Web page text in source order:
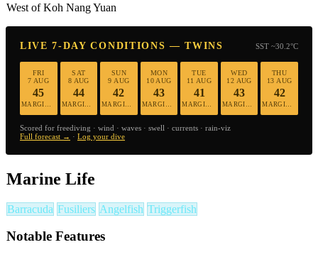
West of Koh Nang Yuan
LIVE 7-DAY CONDITIONS — TWINS SST ~30.2°C
FRI
7 AUG
45
SAT
8 AUG
44
SUN
9 AUG
42
MARGINAL
MON
10 AUG
43
TUE
11 AUG
41
WED
12 AUG
43
THU
13 AUG
42
Scored for freediving · wind · waves · swell · currents · rain-viz
Full forecast → · Log your dive
Marine Life
Barracuda Fusiliers Angelfish Triggerfish
Notable Features